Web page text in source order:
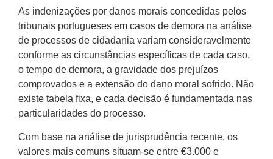
As indenizações por danos morais concedidas pelos
tribunais portugueses em casos de demora na análise
de processos de cidadania variam consideravelmente
conforme as circunstâncias específicas de cada caso,
o tempo de demora, a gravidade dos prejuízos
comprovados e a extensão do dano moral sofrido. Não
existe tabela fixa, e cada decisão é fundamentada nas
particularidades do processo.
Com base na análise de jurisprudência recente, os
valores mais comuns situam-se entre €3.000 e